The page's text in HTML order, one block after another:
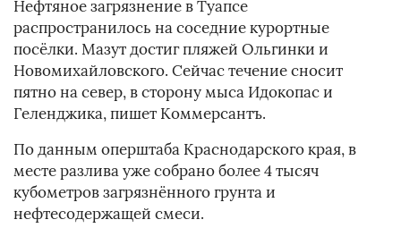
Нефтяное загрязнение в Туапсе
распространилось на соседние курортные
посёлки. Мазут достиг пляжей Ольгинки и
Новомихайловского. Сейчас течение сносит
пятно на север, в сторону мыса Идокопас и
Геленджика, пишет Коммерсантъ.
По данным оперштаба Краснодарского края, в
месте разлива уже собрано более 4 тысяч
кубометров загрязнённого грунта и
нефтесодержащей смеси.